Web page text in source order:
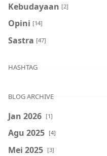
Kebudayaan [2]
Opini [14]
Sastra [47]
HASHTAG
BLOG ARCHIVE
Jan 2026 [1]
Agu 2025 [4]
Mei 2025 [3]